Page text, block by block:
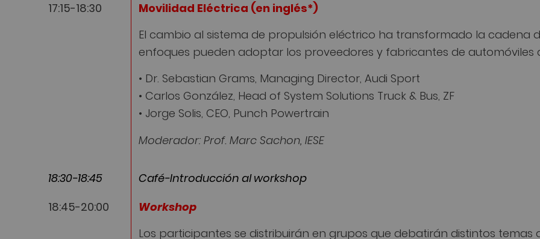
17:15-18:30
Movilidad Eléctrica (en inglés*)
El cambio al sistema de propulsión eléctrico ha transformado la cadena
enfoques pueden adoptar los proveedores y fabricantes de
• Dr. Sebastian Grams, Managing Director, Audi Sport
• Carlos González, Head of System Solutions Truck & Bus, ZF
• Jorge Solis, CEO, Punch Powertrain
Moderador: Prof. Marc Sachon, IESE
18:30-18:45
Café-Introducción al workshop
18:45-20:00
Workshop
Los participantes se distribuirán en grupos que debatirán distintos